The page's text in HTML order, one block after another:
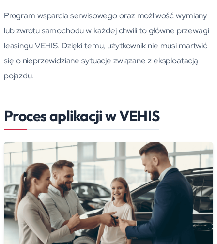
Program wsparcia serwisowego oraz możliwość wymiany
lub zwrotu samochodu w każdej chwili to główne przewagi
leasingu VEHIS. Dzięki temu, użytkownik nie musi martwić
się o nieprzewidziane sytuacje związane z eksploatacją
pojazdu.
Proces aplikacji w VEHIS